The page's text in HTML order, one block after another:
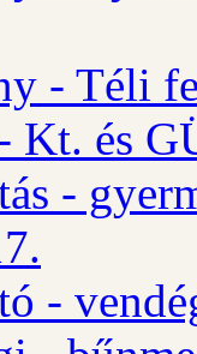
- Téli
Kt. és
-
-